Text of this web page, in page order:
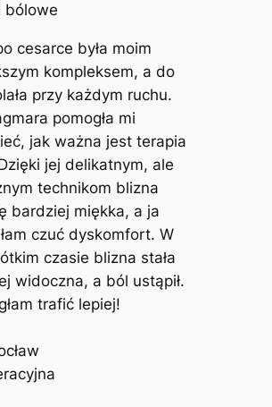
bólowe
cesarce była moim
kompleksem, a do
przy każdym ruchu.
pomogła mi
jak ważna jest terapia
jej delikatnym, ale
technikom blizna
bardziej miękka, a ja
czuć dyskomfort. W
czasie blizna stała
widoczna, a ból ustąpił.
trafić lepiej!